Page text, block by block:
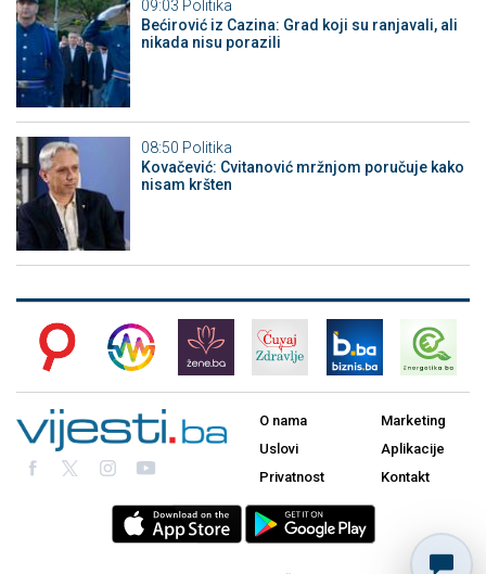
09:03 Politika
Bećirović iz Cazina: Grad koji su ranjavali, ali
nikada nisu porazili
08:50 Politika
Kovačević: Cvitanović mržnjom poručuje kako
nisam kršten
O nama
Uslovi
Privatnost
Marketing
Aplikacije
Kontakt